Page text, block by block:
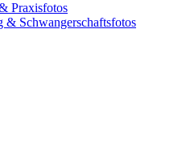
Praxisfotos
& Schwangerschaftsfotos